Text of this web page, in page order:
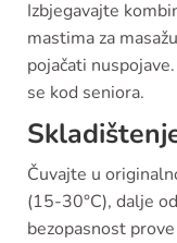
Izbjegavajte
mastima za
pojačati
se kod seniora.
Čuvajte u
(15-30°C), dalje
bezopasnost